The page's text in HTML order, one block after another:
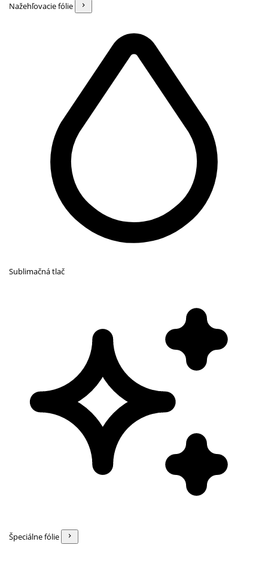
Nažehľovacie fólie
Sublimačná tlač
Špeciálne fólie